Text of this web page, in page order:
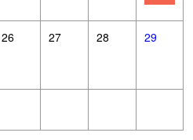
26 27 28 29